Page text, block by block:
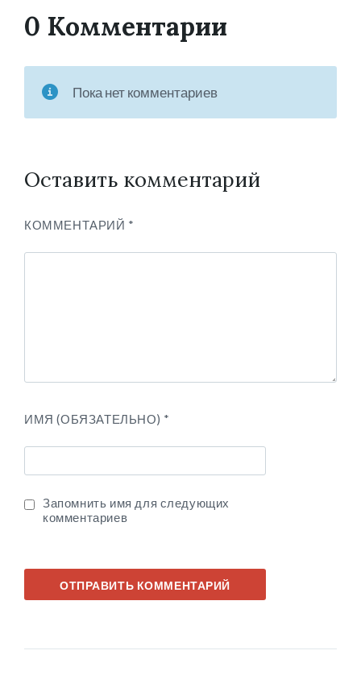
0 Комментарии
Пока нет комментариев
Оставить комментарий
КОММЕНТАРИЙ *
ИМЯ (ОБЯЗАТЕЛЬНО) *
Запомнить имя для следующих
комментариев